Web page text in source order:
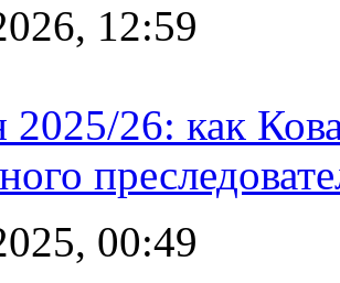
12:59
2025/26: как
00:49